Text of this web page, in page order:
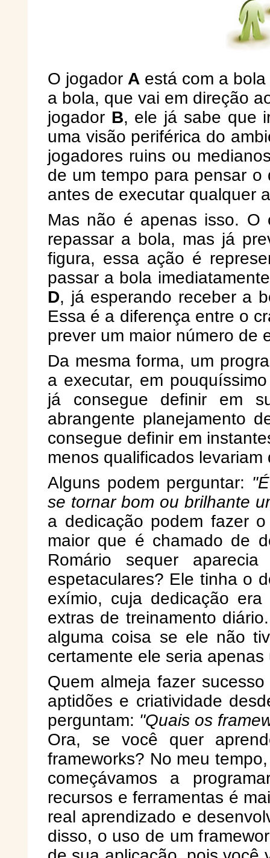
O jogador A está com a
a bola, que vai em direção
jogador B, ele já sabe que
uma visão periférica do
jogadores ruins ou
de um tempo para pensar o
antes de executar qualquer
Mas não é apenas isso. O
repassar a bola, mas já
figura, essa ação é
passar a bola
D, já esperando receber a
Essa é a diferença entre o
prever um maior número de
Da mesma forma, um
a executar, em
já consegue definir em
abrangente planejamento
consegue definir em
menos qualificados levariam
Alguns podem perguntar:
se tornar bom ou brilhante
a dedicação podem fazer
maior que é chamado de
Romário sequer
espetaculares? Ele tinha o
exímio, cuja dedicação
extras de treinamento
alguma coisa se ele não
certamente ele seria
Quem almeja fazer
aptidões e criatividade
perguntam: "Quais os
Ora, se você quer
frameworks? No meu
começávamos a
recursos e ferramentas é
real aprendizado e
disso, o uso de um